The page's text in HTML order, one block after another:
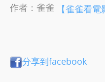
作者：雀雀 【雀雀看電
分享到facebook